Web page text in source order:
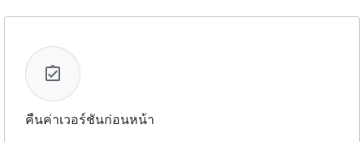
คืนค่าเวอร์ชันก่อนหน้า